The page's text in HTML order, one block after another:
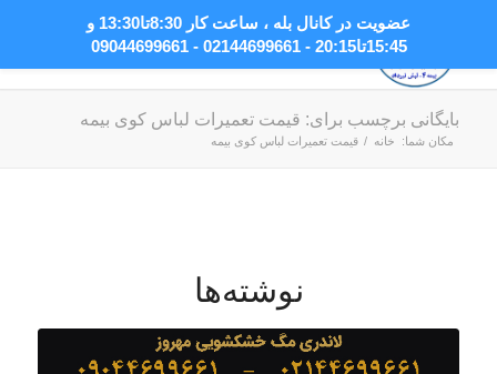
بایگانی برچسب برای: قیمت تعمیرات لباس کوی بیمه
مکان شما: خانه / قیمت تعمیرات لباس کوی بیمه
نوشته‌ها
عضویت در کانال بله
، ساعت کار 8:30تا13:30 و
15:45تا20:15 - 02144699661 - 09044699661